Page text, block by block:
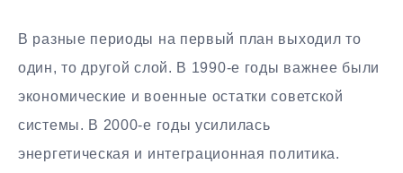
В разные периоды на первый план выходил то
один, то другой слой. В 1990-е годы важнее были
экономические и военные остатки советской
системы. В 2000-е годы усилилась
энергетическая и интеграционная политика.